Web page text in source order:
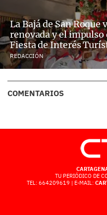
La Bajá de San
renovada y el impulso
Fiesta de Interés
REDACCIÓN
COMENTARIOS
TU PERIÓDICO DE
TEL: 664209619 | E-MAIL: